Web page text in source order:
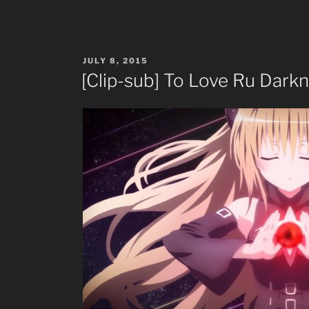
POSTED
ON
JULY 8, 2015
[Clip-sub] To Love Ru